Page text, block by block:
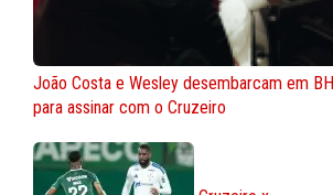
João Costa e Wesley desembarcam em BH
para assinar com o Cruzeiro